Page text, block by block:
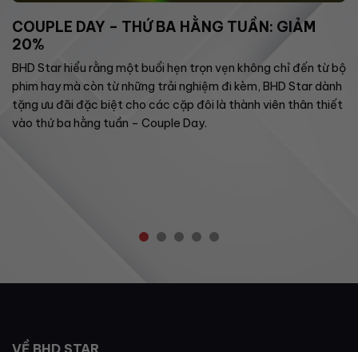
COUPLE DAY – THỨ BA HẰNG TUẦN: GIẢM
20%
BHD Star hiểu rằng một buổi hẹn trọn vẹn không chỉ đến từ bộ
phim hay mà còn từ những trải nghiệm đi kèm, BHD Star dành
tặng ưu đãi đặc biệt cho các cặp đôi là thành viên thân thiết
vào thứ ba hằng tuần – Couple Day.